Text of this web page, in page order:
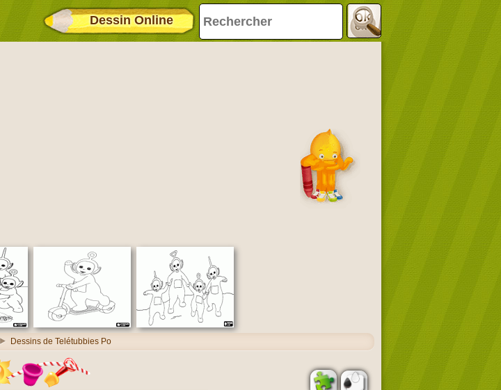
Dessin Online
Dessins de Telétubbies Po